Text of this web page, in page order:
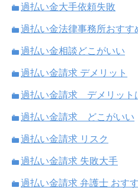
過払い金大手依頼失敗
過払い金法律事務所おすす
過払い金相談どこがいい
過払い金請求 デメリット
過払い金請求 デメリット
過払い金請求 どこがいい
過払い金請求 リスク
過払い金請求 失敗大手
過払い金請求 弁護士 おす